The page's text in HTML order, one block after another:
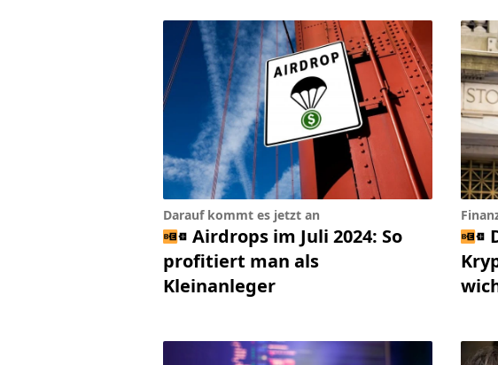
Darauf kommt es jetzt an
Airdrops im Juli 2024: So
profitiert man als
Kleinanleger